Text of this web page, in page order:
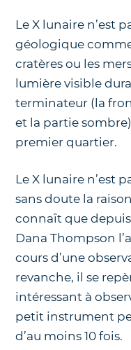
Le X lunaire n’est
géologique
cratères ou les
lumière visible
terminateur (la
et la partie
premier quartier.
Le X lunaire n’est
sans doute la
connaît que depuis
Dana Thompson
cours d’une
revanche, il se
intéressant à
petit instrument
d’au moins 10 fois.